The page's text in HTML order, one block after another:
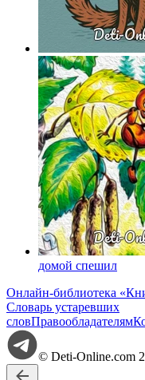
домой спешил
Онлайн-библиотека
Словарь устаревших
словПравообладателям
© Deti-Online.com